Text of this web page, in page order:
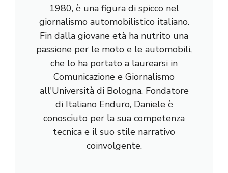
1980, è una figura di spicco nel
giornalismo automobilistico italiano.
Fin dalla giovane età ha nutrito una
passione per le moto e le automobili,
che lo ha portato a laurearsi in
Comunicazione e Giornalismo
all'Università di Bologna. Fondatore
di Italiano Enduro, Daniele è
conosciuto per la sua competenza
tecnica e il suo stile narrativo
coinvolgente.